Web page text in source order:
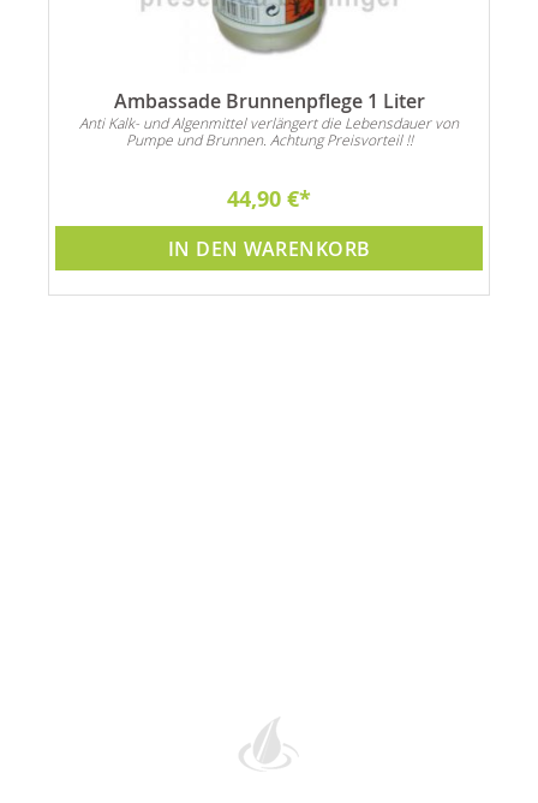
Ambassade Brunnenpflege 1 Liter
Anti Kalk- und Algenmittel verlängert die Lebensdauer von
Pumpe und Brunnen. Achtung Preisvorteil !!
44,90 €
IN DEN WARENKORB